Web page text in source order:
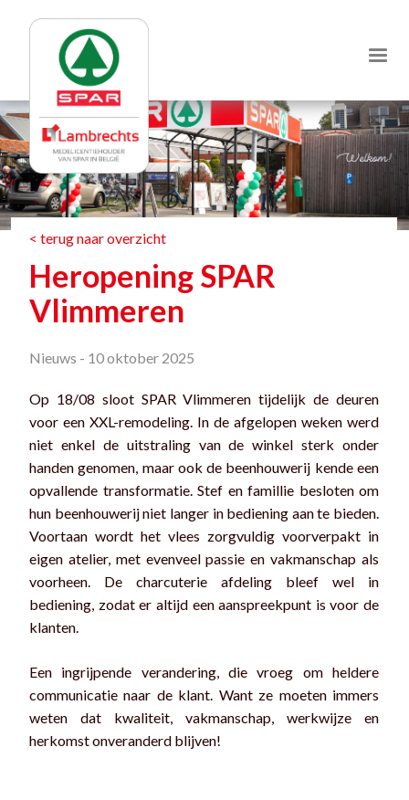
Jump
to
navigation
< terug naar overzicht
Heropening SPAR
Vlimmeren
Nieuws - 10 oktober 2025
Op 18/08 sloot SPAR Vlimmeren tijdelijk de deuren
voor een XXL-remodeling. In de afgelopen weken werd
niet enkel de uitstraling van de winkel sterk onder
handen genomen, maar ook de beenhouwerij kende een
opvallende transformatie. Stef en famillie besloten om
hun beenhouwerij niet langer in bediening aan te bieden.
Voortaan wordt het vlees zorgvuldig voorverpakt in
eigen atelier, met evenveel passie en vakmanschap als
voorheen. De charcuterie afdeling bleef wel in
bediening, zodat er altijd een aanspreekpunt is voor de
klanten.
Een ingrijpende verandering, die vroeg om heldere
communicatie naar de klant. Want ze moeten immers
weten dat kwaliteit, vakmanschap, werkwijze en
herkomst onveranderd blijven!